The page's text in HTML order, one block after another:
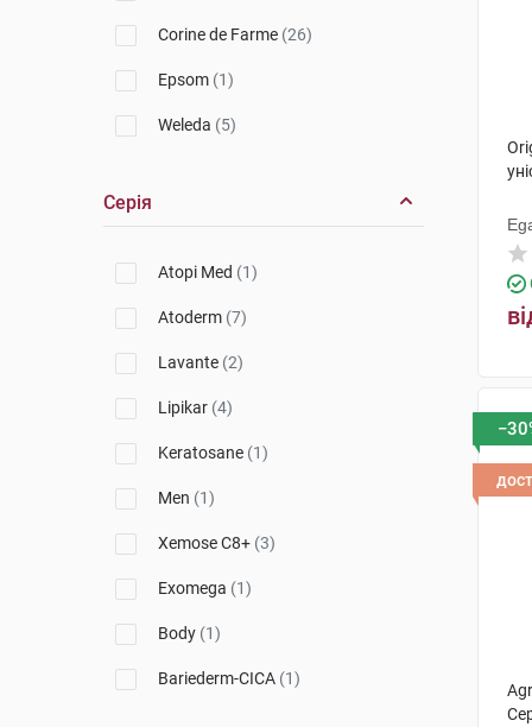
Corine de Farme (26)
Epsom (1)
Weleda (5)
Серія
Atopi Med (1)
Atoderm (7)
Lavante (2)
Lipikar (4)
Keratosane (1)
Men (1)
Xemose C8+ (3)
Exomega (1)
Body (1)
Bariederm-CICA (1)